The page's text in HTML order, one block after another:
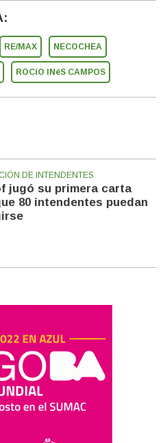
RE/MAX NECOCHEA
ROCíO INéS CAMPOS
DE INTENDENTES
jugó su primera carta
80 intendentes puedan